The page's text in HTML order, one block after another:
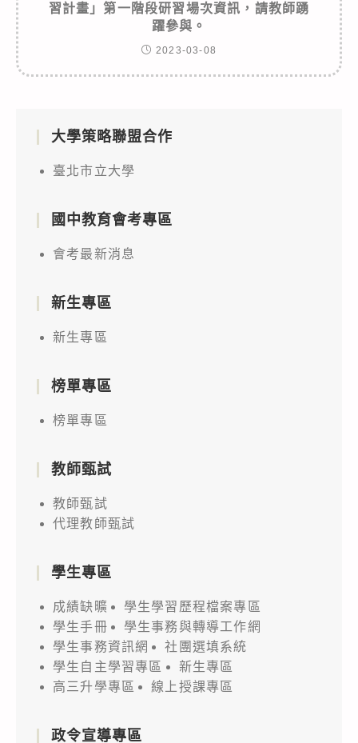
習計畫」第一階段研習場次資訊，請教師踴
躍參與。
2023-03-08
大學策略聯盟合作
臺北市立大學
國中教育會考專區
會考最新消息
新生專區
新生專區
榜單專區
榜單專區
教師甄試
教師甄試
代理教師甄試
學生專區
成績缺曠
學生學習歷程檔案專區
學生手冊
學生事務與轉導工作網
學生事務資訊網
社團選填系統
學生自主學習專區
新生專區
高三升學專區
線上授課專區
政令宣導專區